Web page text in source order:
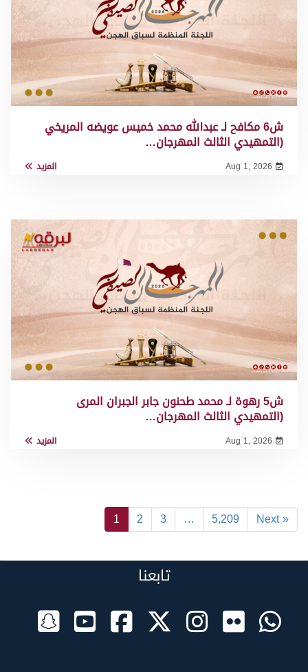
ش6 مكافح لـ عبدالله محمد خميس عويضه المريخي
(التمهيدي الثالث المهرجان…
Aug 1, 2026 المزيد
ش5 رهوة لـ محمد طحنون جابر الجبران المرى
(التمهيدي الثالث المهرجان…
Aug 1, 2026 المزيد
1 2 3 … 5,209 Next »
تابعنا